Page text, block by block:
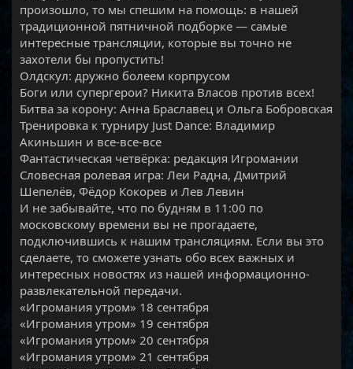
произошло, то мы спешим на помощь: в нашей
традиционной пятничной подборке — самые
интересные трансляции, которые вы точно не
захотели бы пропустить!
Олдскул: дружно болеем корпрусом
Боги или супергерои? Никита Власов против всех!
Битва за корону: Анна Браславец и Ольга Бобровская
Тренировка к турниру Just Dance: Владимир
Акиньшин и все-все-все
Фантастическая четвёрка: редакция Игромании
Словесная ролевая игра: Леи Радна, Дмитрий
Шепелёв, Фёдор Кокорев и Лев Левин
И не забывайте, что по будням в 11:00 по
московскому времени вы не прогадаете,
подключившись к нашим трансляциям. Если вы это
сделаете, то сможете узнать обо всех важных и
интересных новостях из нашей информационно-
развлекательной передачи.
«Игромания утром» 18 сентября
«Игромания утром» 19 сентября
«Игромания утром» 20 сентября
«Игромания утром» 21 сентября